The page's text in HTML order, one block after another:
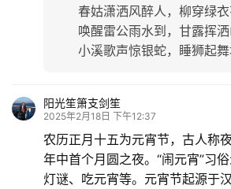
春姑潇洒风醉人，柳穿绿衣
唤醒雷公雨水到，甘露挥洒
小溪歌声惊银蛇，睡狮起舞
阳光笙箫支剑笙
2025年2月18日 下午12:37
农历正月十五为元宵节，古人称
年中首个月圆之夜。“闹元宵”习
灯谜、吃元宵等。元宵节起源于